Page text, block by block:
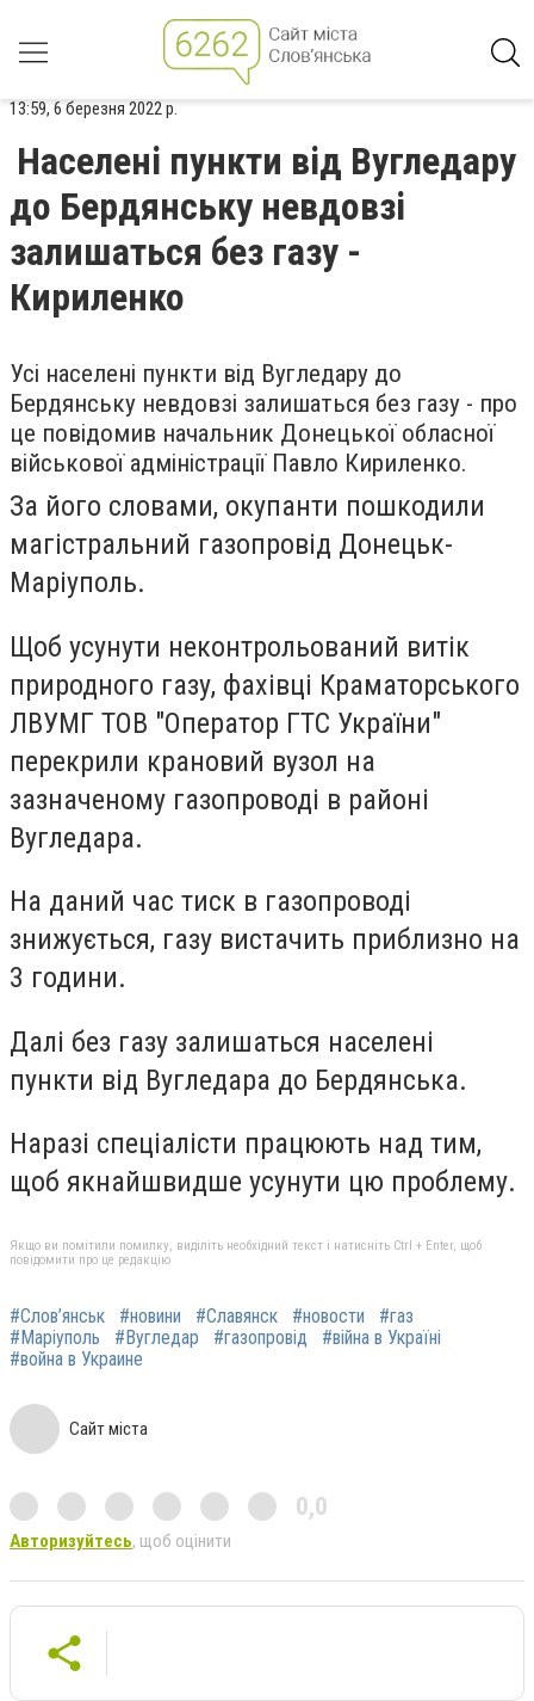
13:59, 6 березня 2022 р.
Населені пункти від Вугледару
до Бердянську невдовзі
залишаться без газу -
Кириленко
Усі населені пункти від Вугледару до
Бердянську невдовзі залишаться без газу - про
це повідомив начальник Донецької обласної
військової адміністрації Павло Кириленко.
За його словами, окупанти пошкодили
магістральний газопровід Донецьк-
Маріуполь.
Щоб усунути неконтрольований витік
природного газу, фахівці Краматорського
ЛВУМГ ТОВ "Оператор ГТС України"
перекрили крановий вузол на
зазначеному газопроводі в районі
Вугледара.
На даний час тиск в газопроводі
знижується, газу вистачить приблизно на
3 години.
Далі без газу залишаться населені
пункти від Вугледара до Бердянська.
Наразі спеціалісти працюють над тим,
щоб якнайшвидше усунути цю проблему.
Якщо ви помітили помилку, виділіть необхідний текст і натисніть Ctrl + Enter, щоб
повідомити про це редакцію
#Слов’янськ #новини #Славянск #новости
#газ
#Маріуполь
#Вугледар #газопровід
#війна в Україні
#война в Украине
Сайт міста
0,0
Авторизуйтесь, щоб оцінити